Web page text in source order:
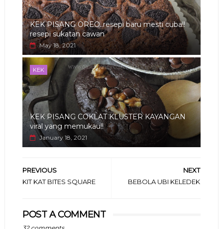
KEK PISANG OREO..resepi baru mesti cuba!!
resepi sukatan cawan
May 18, 2021
KEK
KEK PISANG COKLAT KLUSTER KAYANGAN
viral yang memukau!!
January 18, 2021
NEXT
BEBOLA UBI KELEDEK
PREVIOUS
KIT KAT BITES SQUARE
POST A COMMENT